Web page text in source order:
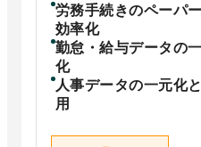
労務手続きのペーパ
効率化
勤怠・給与データの
化
人事データの一元化
用